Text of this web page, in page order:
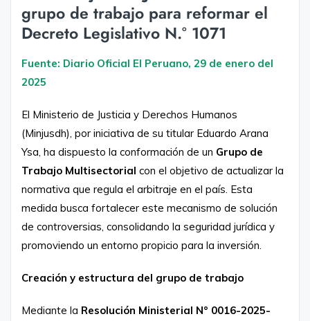
grupo de trabajo para reformar el
Decreto Legislativo N.° 1071
Fuente: Diario Oficial El Peruano, 29 de enero del
2025
El Ministerio de Justicia y Derechos Humanos
(Minjusdh), por iniciativa de su titular Eduardo Arana
Ysa, ha dispuesto la conformación de un Grupo de
Trabajo Multisectorial con el objetivo de actualizar la
normativa que regula el arbitraje en el país. Esta
medida busca fortalecer este mecanismo de solución
de controversias, consolidando la seguridad jurídica y
promoviendo un entorno propicio para la inversión.
Creación y estructura del grupo de trabajo
Mediante la Resolución Ministerial N° 0016-2025-